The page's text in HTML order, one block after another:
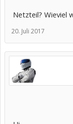
Netzteil? Wieviel
20. Juli 2017